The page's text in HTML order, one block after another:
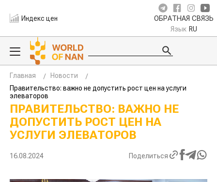
Индекс цен ОБРАТНАЯ СВЯЗЬ
Язык RU
Главная
Новости
Правительство: важно не допустить рост цен на услуги
элеваторов
ПРАВИТЕЛЬСТВО: ВАЖНО НЕ
ДОПУСТИТЬ РОСТ ЦЕН НА
УСЛУГИ ЭЛЕВАТОРОВ
16.08.2024 Поделиться